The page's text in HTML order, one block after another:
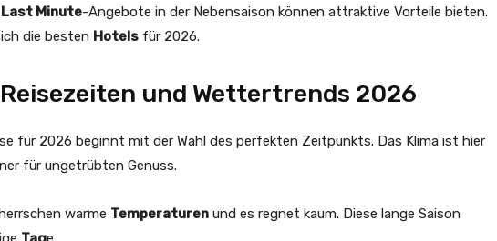
Last Minute-Angebote in der Nebensaison können attraktive Vorteile bieten.
die besten Hotels für 2026.
und Wettertrends 2026
für 2026 beginnt mit der Wahl des perfekten Zeitpunkts. Das Klima ist hier
für ungetrübten Genuss.
warme Temperaturen und es regnet kaum. Diese lange Saison